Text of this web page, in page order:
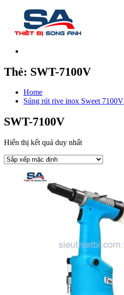
Thẻ: SWT-7100V
Home
Súng rút rive inox Sweet 7100V
SWT-7100V
Hiển thị kết quả duy nhất